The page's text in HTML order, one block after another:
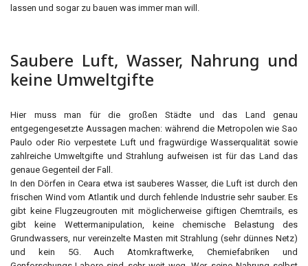
lassen und sogar zu bauen was immer man will.
Saubere Luft, Wasser, Nahrung und
keine Umweltgifte
Hier muss man für die großen Städte und das Land genau
entgegengesetzte Aussagen machen: während die Metropolen wie Sao
Paulo oder Rio verpestete Luft und fragwürdige Wasserqualität sowie
zahlreiche Umweltgifte und Strahlung aufweisen ist für das Land das
genaue Gegenteil der Fall.
In den Dörfen in Ceara etwa ist sauberes Wasser, die Luft ist durch den
frischen Wind vom Atlantik und durch fehlende Industrie sehr sauber. Es
gibt keine Flugzeugrouten mit möglicherweise giftigen Chemtrails, es
gibt keine Wettermanipulation, keine chemische Belastung des
Grundwassers, nur vereinzelte Masten mit Strahlung (sehr dünnes Netz)
und kein 5G. Auch Atomkraftwerke, Chemiefabriken und